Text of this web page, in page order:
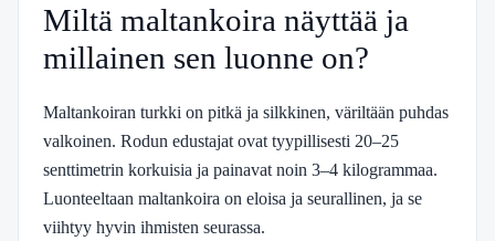
Miltä maltankoira näyttää ja
millainen sen luonne on?
Maltankoiran turkki on pitkä ja silkkinen, väriltään puhdas
valkoinen. Rodun edustajat ovat tyypillisesti 20–25
senttimetrin korkuisia ja painavat noin 3–4 kilogrammaa.
Luonteeltaan maltankoira on eloisa ja seurallinen, ja se
viihtyy hyvin ihmisten seurassa.